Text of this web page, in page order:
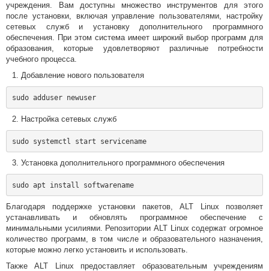
учреждения. Вам доступны множество инструментов для этого
после установки, включая управление пользователями, настройку
сетевых служб и установку дополнительного программного
обеспечения. При этом система имеет широкий выбор программ для
образования, которые удовлетворяют различные потребности
учебного процесса.
Добавление нового пользователя
sudo adduser newuser
Настройка сетевых служб
sudo systemctl start servicename
Установка дополнительного программного обеспечения
sudo apt install softwarename
Благодаря поддержке установки пакетов, ALT Linux позволяет
устанавливать и обновлять программное обеспечение с
минимальными усилиями. Репозитории ALT Linux содержат огромное
количество программ, в том числе и образовательного назначения,
которые можно легко установить и использовать.
Также ALT Linux предоставляет образовательным учреждениям